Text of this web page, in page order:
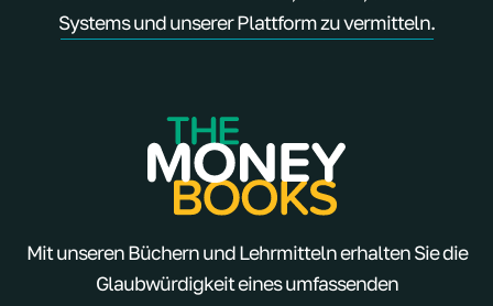
Systems und unserer Plattform zu vermitteln.
Mit unseren Büchern und Lehrmitteln erhalten Sie die
Glaubwürdigkeit eines umfassenden